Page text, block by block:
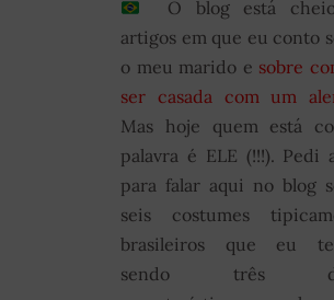
O blog está
artigos em que eu conto
o meu marido e sobre
ser casada com um
Mas hoje quem está
palavra é ELE (!!!). Pedi
para falar aqui no blog
seis costumes
brasileiros que eu
sendo três